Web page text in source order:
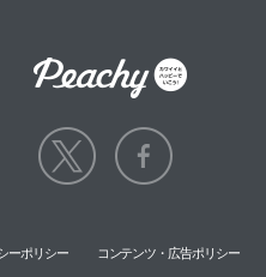
ーポリシー コンテンツ・広告ポリシー